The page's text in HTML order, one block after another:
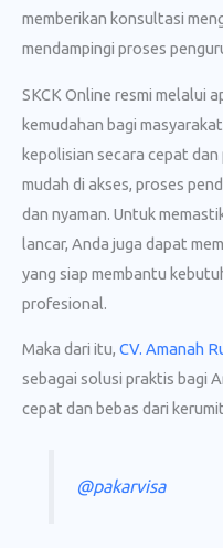
memberikan konsultasi
mendampingi proses
SKCK Online resmi melalui
kemudahan bagi
kepolisian secara cepat
mudah di akses, proses
dan nyaman. Untuk
lancar, Anda juga dapat
yang siap membantu
profesional.
Maka dari itu, CV. Amanah
sebagai solusi praktis bagi
cepat dan bebas dari
@pakarvisa